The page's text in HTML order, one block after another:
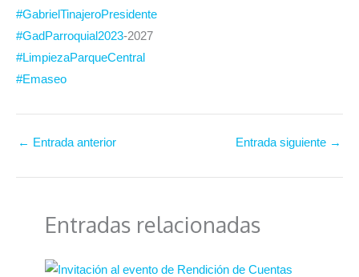
#GabrielTinajeroPresidente
#GadParroquial2023-2027
#LimpiezaParqueCentral
#Emaseo
← Entrada anterior Entrada siguiente →
Entradas relacionadas